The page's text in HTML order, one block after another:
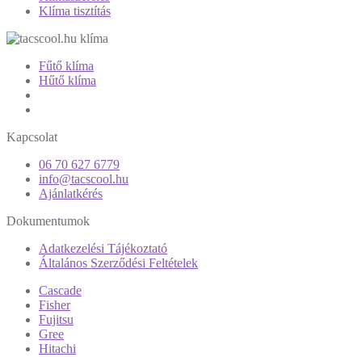
Klíma tisztítás
Fűtő klíma
Hűtő klíma
Kapcsolat
06 70 627 6779
info@tacscool.hu
Ajánlatkérés
Dokumentumok
Adatkezelési Tájékoztató
Általános Szerződési Feltételek
Cascade
Fisher
Fujitsu
Gree
Hitachi